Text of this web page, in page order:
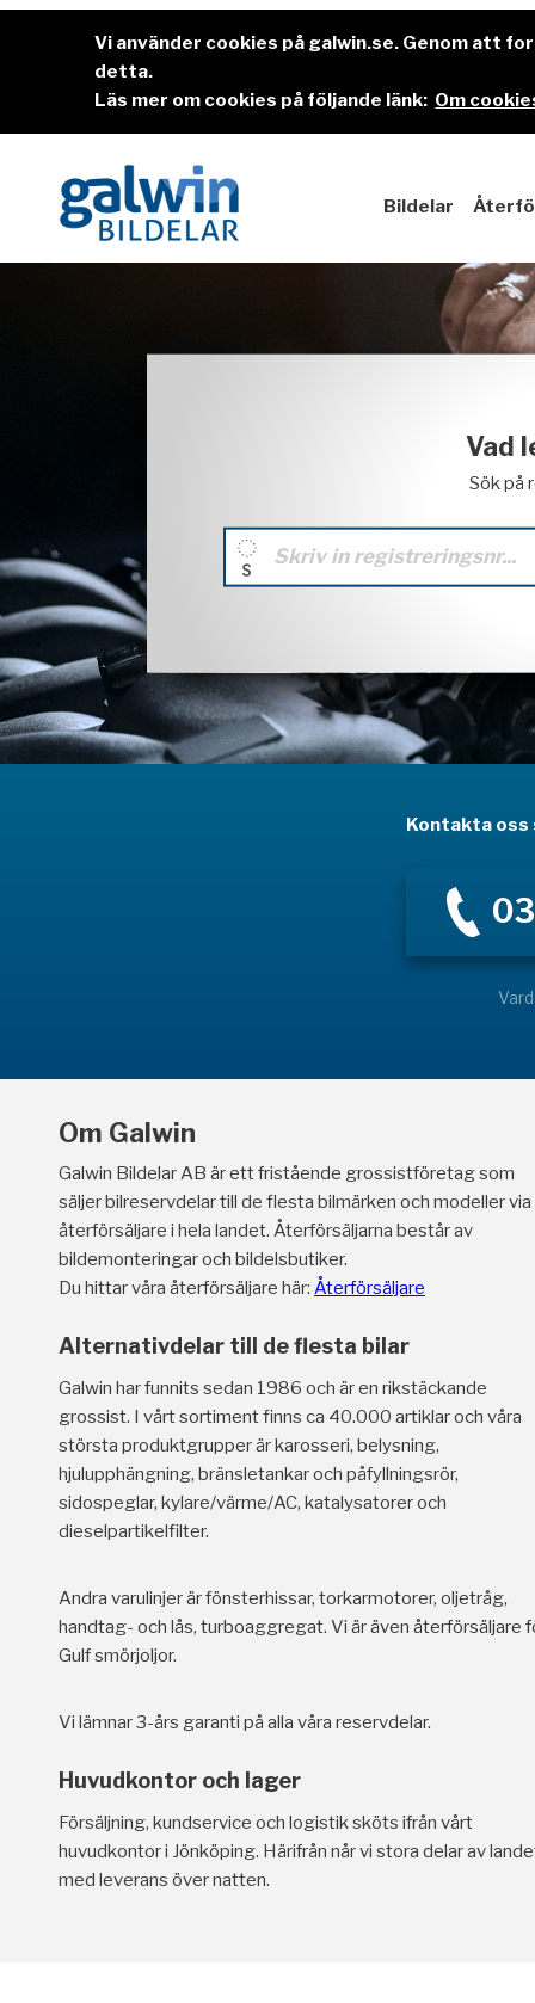
Vi använder cookies på galwin.se. Genom att
detta.
Läs mer om cookies på följande länk: Om
Bildelar
Vad
Sök på
Kontakta oss
Om Galwin
Galwin Bildelar AB är ett fristående grossistföretag som
säljer bilreservdelar till de flesta bilmärken och modeller via
återförsäljare i hela landet. Återförsäljarna består av
bildemonteringar och bildelsbutiker.
Du hittar våra återförsäljare här: Återförsäljare
Alternativdelar till de flesta bilar
Galwin har funnits sedan 1986 och är en rikstäckande
grossist. I vårt sortiment finns ca 40.000 artiklar och våra
största produktgrupper är karosseri, belysning,
hjulupphängning, bränsletankar och påfyllningsrör,
sidospeglar, kylare/värme/AC, katalysatorer och
dieselpartikelfilter.
Andra varulinjer är fönsterhissar, torkarmotorer, oljetråg,
handtag- och lås, turboaggregat. Vi är även återförsäljare
Gulf smörjoljor.
Vi lämnar 3-års garanti på alla våra reservdelar.
Huvudkontor och lager
Försäljning, kundservice och logistik sköts ifrån vårt
huvudkontor i Jönköping. Härifrån når vi stora delar av
med leverans över natten.